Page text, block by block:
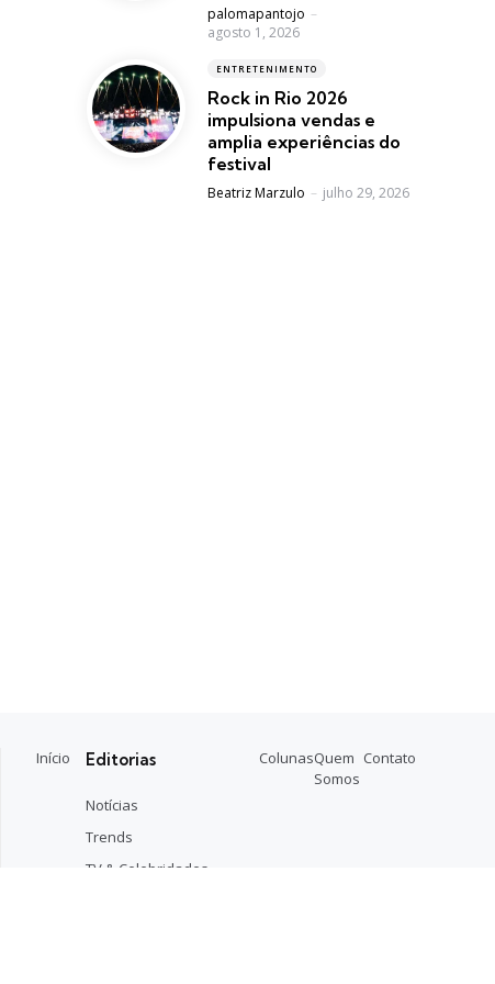
Posted
palomapantojo
agosto 1, 2026
ENTRETENIMENTO
Rock in Rio 2026
impulsiona vendas e
amplia experiências do
festival
Posted
Beatriz Marzulo julho 29, 2026
Início Editorias
Notícias
Trends
TV & Celebridades
ColunasQuem
Somos
Contato